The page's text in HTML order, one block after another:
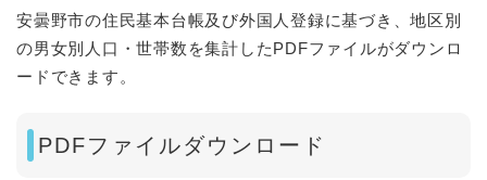
安曇野市の住民基本台帳及び外国人登録に基づき、地区別
の男女別人口・世帯数を集計したPDFファイルがダウンロ
ードできます。
PDFファイルダウンロード